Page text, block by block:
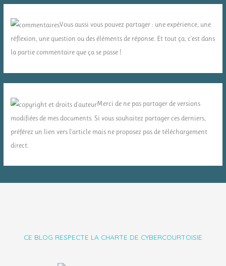
Vous aussi vous pouvez partager : une expérience, une
réflexion, une question ou des éléments de réponse. Et tout ça, c'est dans
la partie commentaire que ça se passe !
Merci de ne pas partager de versions
modifiées de mes documents. Si vous souhaitez partager ces derniers,
préférez un lien vers l'article mais ne proposez pas de téléchargement
direct.
CE BLOG RESPECTE LA CHARTE DE CYBERCOURTOISIE